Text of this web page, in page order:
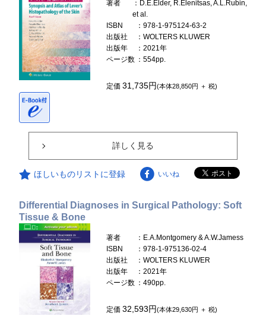
著者
：D.E.Elder, R.Elenitsas, A.L.Rubin,
et al.
ISBN
：978-1-975124-63-2
出版社
：WOLTERS KLUWER
出版年
：2021年
ページ数 ：554pp.
定価31,735円(本体28,850円 ＋ 税)
詳しく見る
ほしいものリストに登録 いいね
Differential Diagnoses in Surgical Pathology: Soft
Tissue & Bone
著者
：E.A.Montgomery & A.W.Jamess
ISBN
：978-1-975136-02-4
出版社
：WOLTERS KLUWER
出版年
：2021年
ページ数 ：490pp.
定価32,593円(本体29,630円 ＋ 税)